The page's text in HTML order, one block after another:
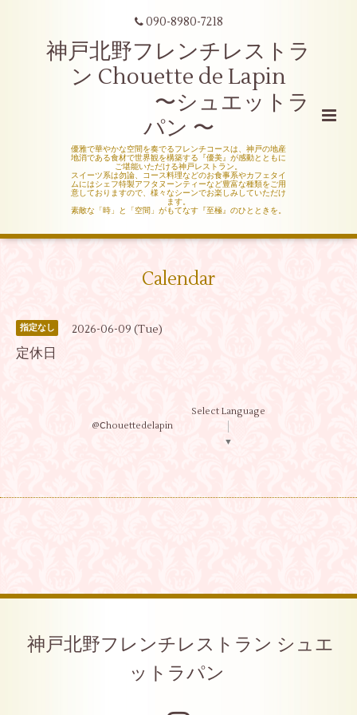
090-8980-7218
神戸北野フレンチレストラ
ン Chouette de Lapin
〜シュエットラ
パン 〜
優雅で華やかな空間を奏でるフレンチコースは、神戸の地産
地消である食材で世界観を構築する『優美』が感動とともに
ご堪能いただける神戸レストラン。
スイーツ系は勿論、コース料理などのお食事系やカフェタイ
ムにはシェフ特製アフタヌーンティーなど豊富な種類をご用
意しておりますので、様々なシーンでお楽しみしていただけ
ます。
素敵な「時」と「空間」がもてなす『至極』のひとときを。
Calendar
指定なし 2026-06-09 (Tue)
定休日
@Ⅽhouettedelapin
Select Language
▼
神戸北野フレンチレストラン シュエ
ットラパン